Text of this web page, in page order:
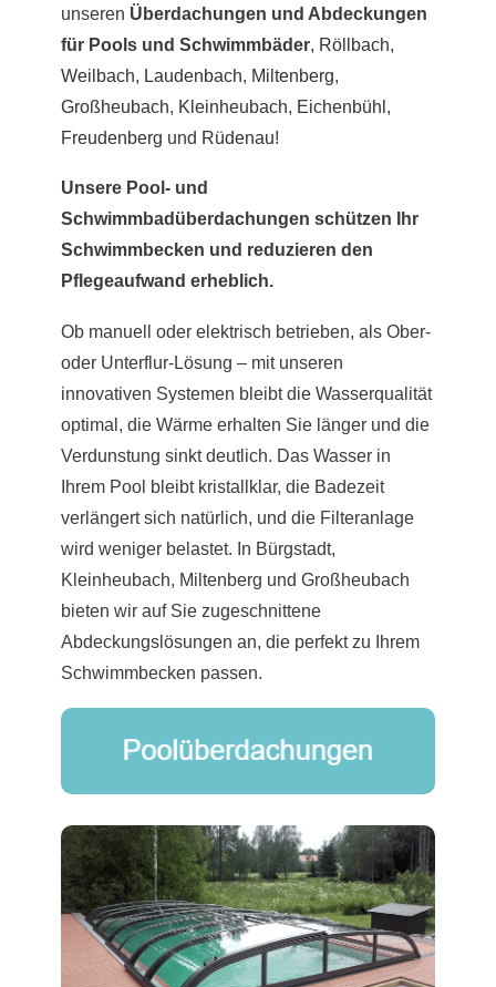
unseren Überdachungen und Abdeckungen
für Pools und Schwimmbäder, Röllbach,
Weilbach, Laudenbach, Miltenberg,
Großheubach, Kleinheubach, Eichenbühl ,
Freudenberg und Rüdenau!
Unsere Pool- und
Schwimmbadüberdachungen schützen Ihr
Schwimmbecken und reduzieren den
Pflegeaufwand erheblich.
Ob manuell oder elektrisch betrieben, als Ober-
oder Unterflur-Lösung – mit unseren
innovativen Systemen bleibt die Wasserqualität
optimal, die Wärme erhalten Sie länger und die
Verdunstung sinkt deutlich. Das Wasser in
Ihrem Pool bleibt kristallklar, die Badezeit
verlängert sich natürlich, und die Filteranlage
wird weniger belastet. In Bürgstadt,
Kleinheubach, Miltenberg und Großheubach
bieten wir auf Sie zugeschnittene
Abdeckungslösungen an, die perfekt zu Ihrem
Schwimmbecken passen.